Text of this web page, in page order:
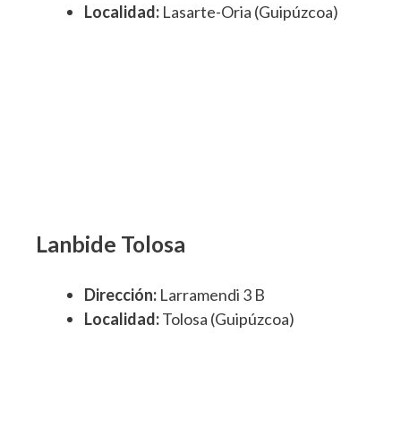
Localidad: Lasarte-Oria (Guipúzcoa)
Lanbide Tolosa
Dirección: Larramendi 3 B
Localidad:Tolosa (Guipúzcoa)